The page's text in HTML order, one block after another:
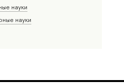
науки
науки